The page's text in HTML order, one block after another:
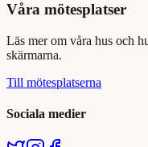
Våra mötesplatser
Läs mer om våra hus och
skärmarna.
Till mötesplatserna
Sociala medier